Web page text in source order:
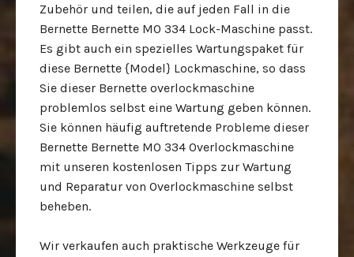
Zubehör und teilen, die auf jeden Fall in die
Bernette Bernette MO 334 Lock-Maschine passt.
Es gibt auch ein spezielles Wartungspaket für
diese Bernette {Model} Lockmaschine, so dass
Sie dieser Bernette overlockmaschine
problemlos selbst eine Wartung geben können.
Sie können häufig auftretende Probleme dieser
Bernette Bernette MO 334 Overlockmaschine
mit unseren kostenlosen Tipps zur Wartung
und Reparatur von Overlockmaschine selbst
beheben.
Wir verkaufen auch praktische Werkzeuge für